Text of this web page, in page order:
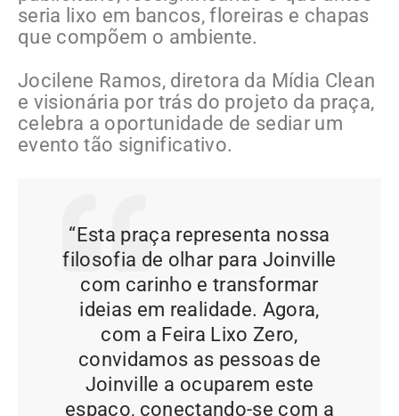
seria lixo em bancos, floreiras e chapas
que compõem o ambiente.
Jocilene Ramos, diretora da Mídia Clean
e visionária por trás do projeto da praça,
celebra a oportunidade de sediar um
evento tão significativo.
“Esta praça representa nossa
filosofia de olhar para Joinville
com carinho e transformar
ideias em realidade. Agora,
com a Feira Lixo Zero,
convidamos as pessoas de
Joinville a ocuparem este
espaço, conectando-se com a